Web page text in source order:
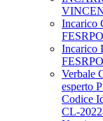
Incarico
Incarico
Verbale
esperto
Codice
CL-